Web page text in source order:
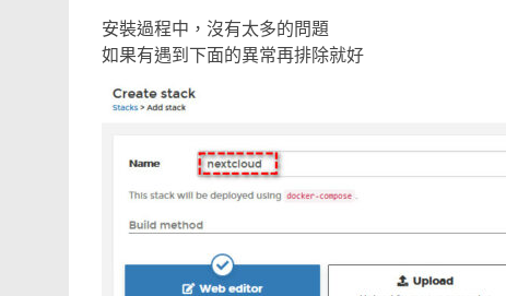
安裝過程中，沒有太多的問題
如果有遇到下面的異常再排除就好